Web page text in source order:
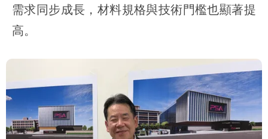
需求同步成長，材料規格與技術門檻也顯著提
高。